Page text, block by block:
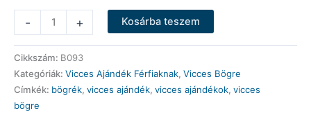
-
Bögre
-
Minden
nap
-
Vicces
+ Kosárba teszem
Cikkszám: B093
Kategóriák: Vicces Ajándék Férfiaknak, Vicces Bögre
Címkék: bögrék, vicces ajándék, vicces ajándékok, vicces
bögre